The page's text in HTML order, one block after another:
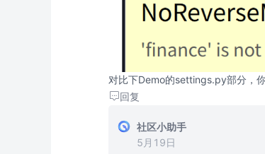
对比下Demo的settings.py部分，
回复
社区小助手
5月19日